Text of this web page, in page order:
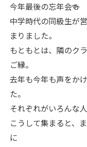
今年最後の忘年会🍻
中学時代の同級生が
まりました。
もともとは、隣のク
ご縁。
去年も今年も声をか
た。
それぞれがいろんな
こうして集まると、
に